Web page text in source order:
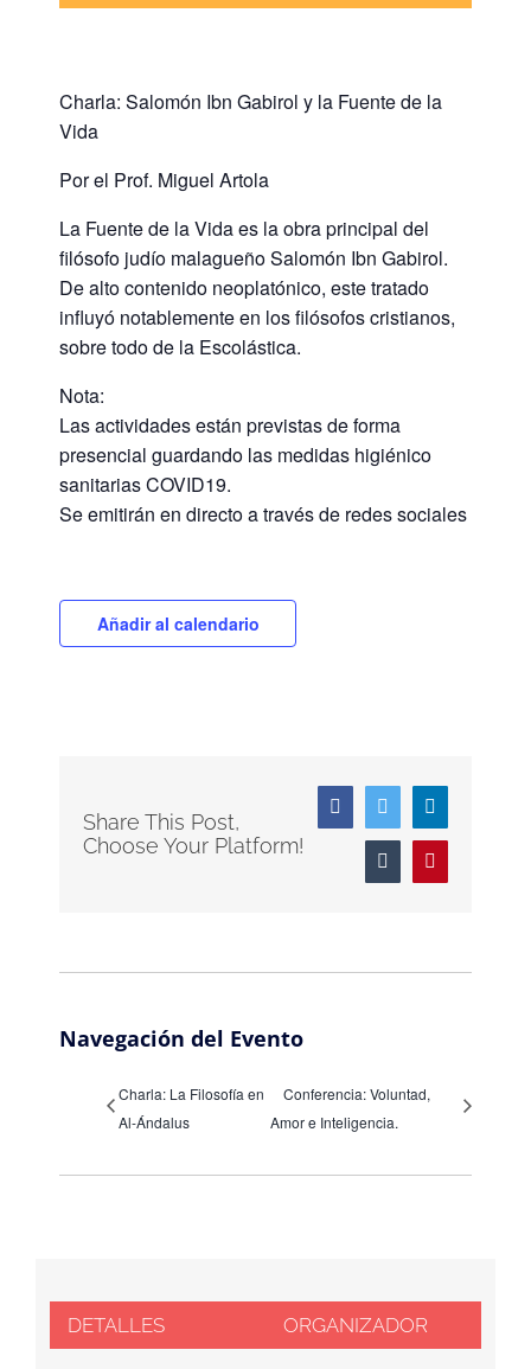
Charla: Salomón Ibn Gabirol y la Fuente de la
Vida
Por el Prof. Miguel Artola
La Fuente de la Vida es la obra principal del
filósofo judío malagueño Salomón Ibn Gabirol.
De alto contenido neoplatónico, este tratado
influyó notablemente en los filósofos cristianos,
sobre todo de la Escolástica.
Nota:
Las actividades están previstas de forma
presencial guardando las medidas higiénico
sanitarias COVID19.
Se emitirán en directo a través de redes sociales
Añadir al calendario
Share This Post,
Choose Your Platform!
FacebookTwitter
Tumblr
Navegación del Evento
Charla: La Filosofía en
Al-Ándalus
Conferencia: Voluntad,
Amor e Inteligencia.
DETALLES ORGANIZADOR